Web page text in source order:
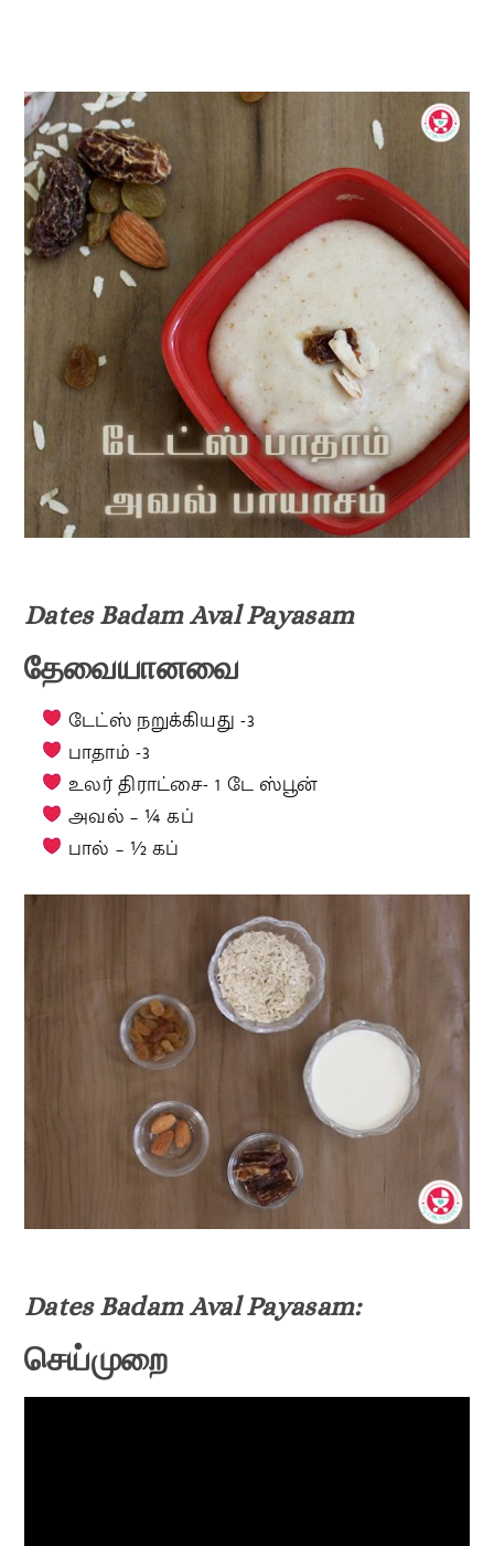
Dates Badam Aval Payasam
தேவையானவை
டேட்ஸ் நறுக்கியது -3
பாதாம் -3
உலர் திராட்சை- 1 டே ஸ்பூன்
அவல் – ¼ கப்
பால் – ½ கப்
Dates Badam Aval Payasam:
செய்முறை